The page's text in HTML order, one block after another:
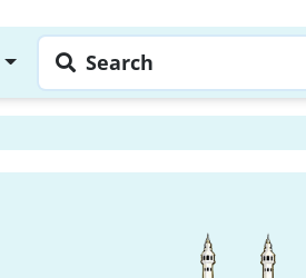
Search